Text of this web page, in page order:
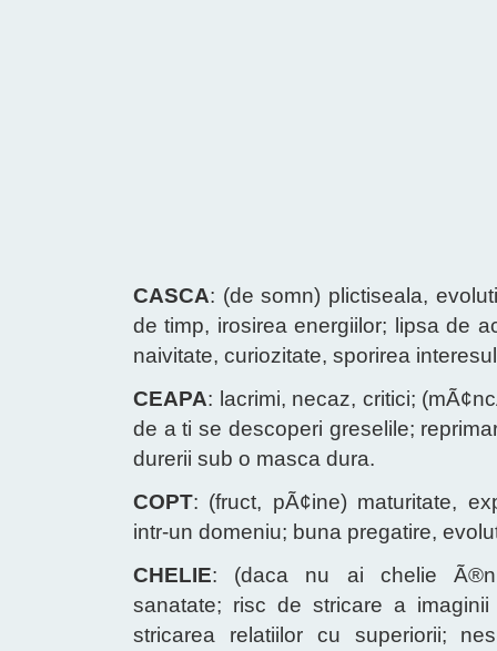
CASCA: (de somn) plictiseala,
de timp, irosirea energiilor; lipsa de
naivitate, curiozitate, sporirea
CEAPA: lacrimi, necaz, critici;
de a ti se descoperi greselile;
durerii sub o masca dura.
COPT: (fruct, pÃ¢ine) maturitate,
intr-un domeniu; buna pregatire,
CHELIE: (daca nu ai chelie Ã®n
sanatate; risc de stricare a
stricarea relatiilor cu superiorii;